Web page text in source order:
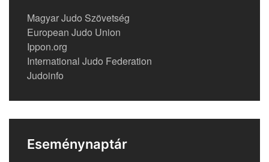
Magyar Judo Szövetség
European Judo Union
Ippon.org
International Judo Federation
Judoinfo
Eseménynaptár